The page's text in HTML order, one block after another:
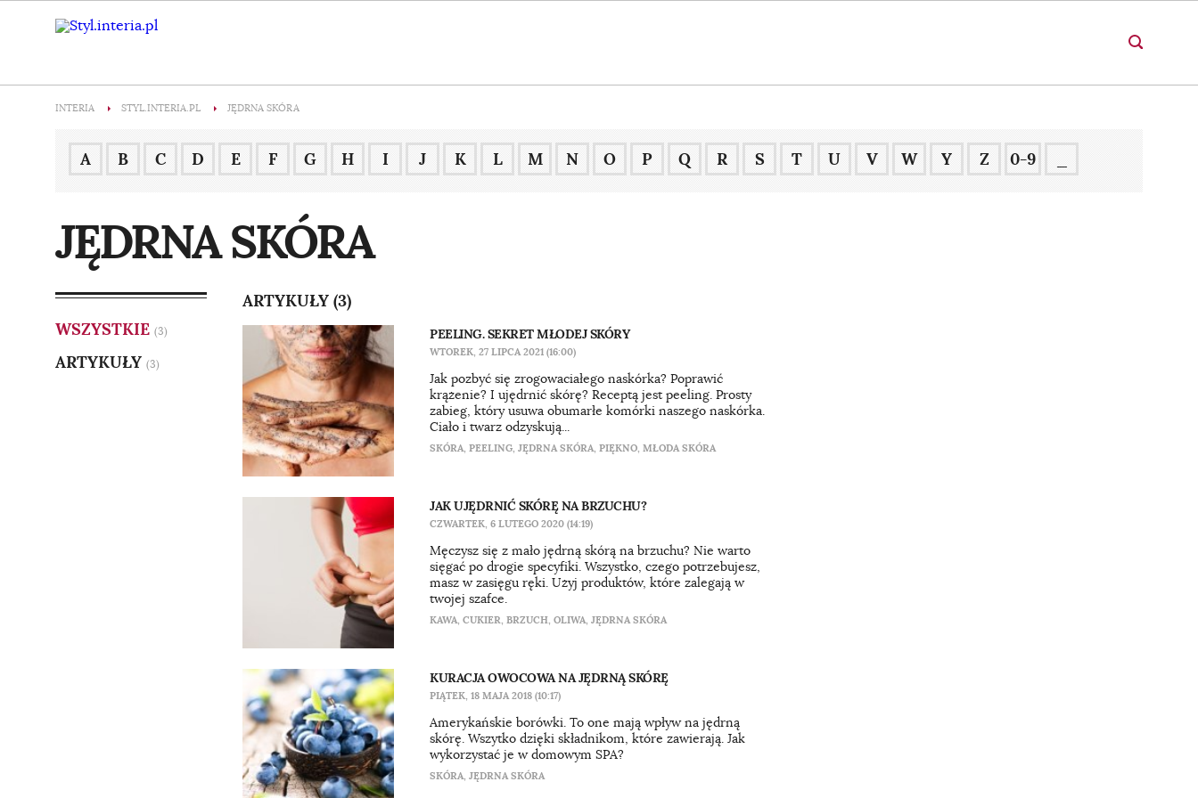
INTERIA STYL.INTERIA.PL JĘDRNA SKÓRA
A B C D E F G H I J K L M N O P Q R S T U V W Y Z 0-9
JĘDRNA SKÓRA
WSZYSTKIE (3)
ARTYKUŁY (3)
ARTYKUŁY (3)
PEELING. SEKRET MŁODEJ SKÓRY
WTOREK, 27 LIPCA 2021 (16:00)
Jak pozbyć się zrogowaciałego naskórka? Poprawić
krążenie? I ujędrnić skórę? Receptą jest peeling. Prosty
zabieg, który usuwa obumarłe komórki naszego naskórka.
Ciało i twarz odzyskują...
SKÓRA, PEELING, JĘDRNA SKÓRA, PIĘKNO, MŁODA SKÓRA
JAK UJĘDRNIĆ SKÓRĘ NA BRZUCHU?
CZWARTEK, 6 LUTEGO 2020 (14:19)
Męczysz się z mało jędrną skórą na brzuchu? Nie warto
sięgać po drogie specyfiki. Wszystko, czego potrzebujesz,
masz w zasięgu ręki. Użyj produktów, które zalegają w
twojej szafce.
KAWA, CUKIER, BRZUCH, OLIWA, JĘDRNA SKÓRA
KURACJA OWOCOWA NA JĘDRNĄ SKÓRĘ
PIĄTEK, 18 MAJA 2018 (10:17)
Amerykańskie borówki. To one mają wpływ na jędrną
skórę. Wszytko dzięki składnikom, które zawierają. Jak
wykorzystać je w domowym SPA?
SKÓRA, JĘDRNA SKÓRA